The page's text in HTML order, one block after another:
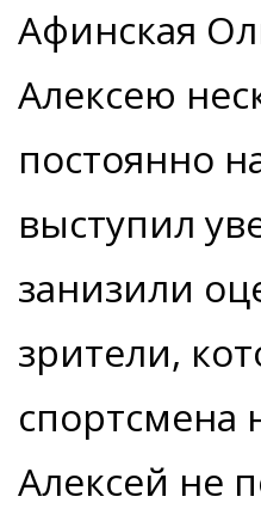
Афинская
Алексею
постоянно
выступил
занизили
зрители,
Алексей не